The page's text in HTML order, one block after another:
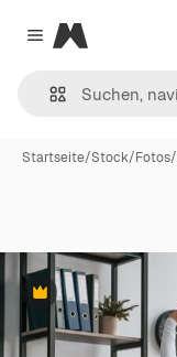
Close menu
Magnific
Startseite/Stock/Fotos/
Premium